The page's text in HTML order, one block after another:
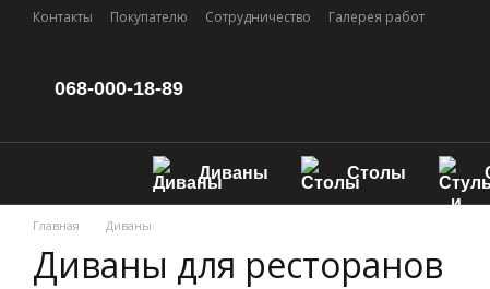
Перейти к основному контенту
Контакты Покупателю Сотрудничество Галерея работ
068-000-18-89
Диваны Столы
Главная Диваны
Диваны для ресторанов